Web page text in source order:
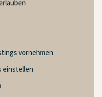
vornehmen
einstellen